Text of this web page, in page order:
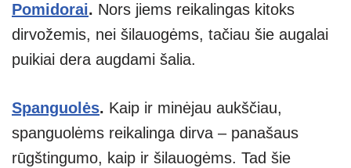
Pomidorai. Nors jiems reikalingas kitoks
dirvožemis, nei šilauogėms, tačiau šie augalai
puikiai dera augdami šalia.
Spanguolės. Kaip ir minėjau aukščiau,
spanguolėms reikalinga dirva – panašaus
rūgštingumo, kaip ir šilauogėms. Tad šie